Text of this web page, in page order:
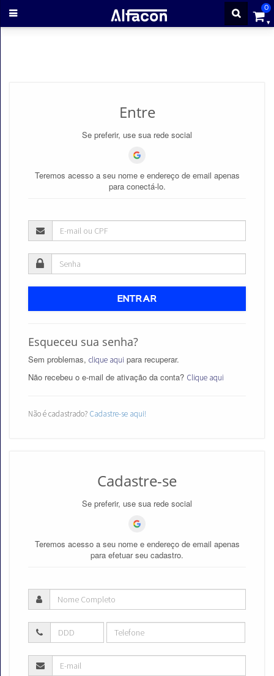
0
Cursos
Apostilas
ALFAQUIZ
Aprovados
Entre
Se preferir, use sua rede social
Teremos acesso a seu nome e endereço de email apenas
para conectá-lo.
ENTRAR
Esqueceu sua senha?
Sem problemas, clique aqui para recuperar.
Não recebeu o e-mail de ativação da conta? Clique aqui
Não é cadastrado? Cadastre-se aqui!
Cadastre-se
Se preferir, use sua rede social
Teremos acesso a seu nome e endereço de email apenas
para efetuar seu cadastro.